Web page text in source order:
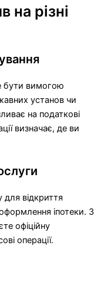
на різні
бути вимогою
установ чи
на податкові
визначає, де ви
відкриття
іпотеки. З
офіційну
операції.